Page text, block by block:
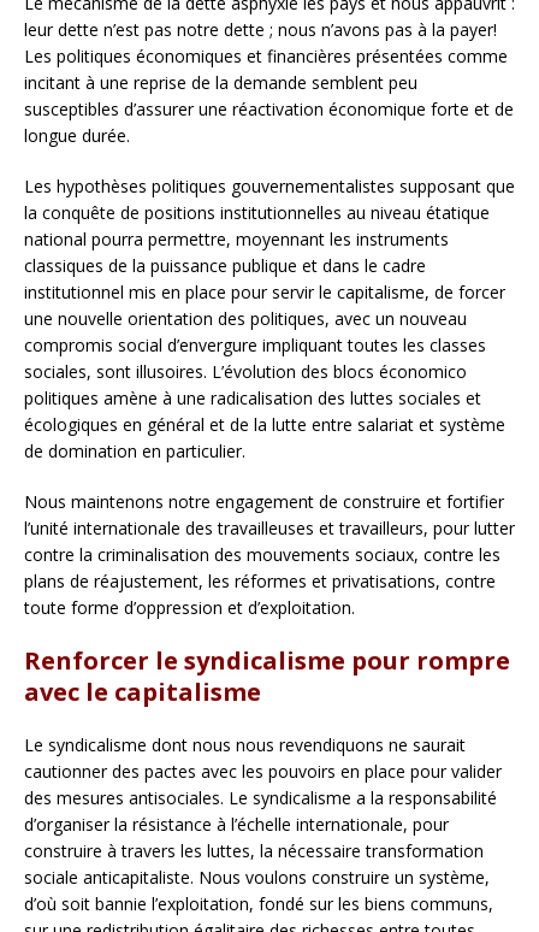
leur dette n’est pas notre dette ; nous n’avons pas à la payer!
Les politiques économiques et financières présentées comme
incitant à une reprise de la demande semblent peu
susceptibles d’assurer une réactivation économique forte et de
longue durée.
Les hypothèses politiques gouvernementalistes supposant que
la conquête de positions institutionnelles au niveau étatique
national pourra permettre, moyennant les instruments
classiques de la puissance publique et dans le cadre
institutionnel mis en place pour servir le capitalisme, de forcer
une nouvelle orientation des politiques, avec un nouveau
compromis social d’envergure impliquant toutes les classes
sociales, sont illusoires. L’évolution des blocs économico
politiques amène à une radicalisation des luttes sociales et
écologiques en général et de la lutte entre salariat et système
de domination en particulier.
Nous maintenons notre engagement de construire et fortifier
l’unité internationale des travailleuses et travailleurs, pour lutter
contre la criminalisation des mouvements sociaux, contre les
plans de réajustement, les réformes et privatisations, contre
toute forme d’oppression et d’exploitation.
Renforcer le syndicalisme pour rompre
avec le capitalisme
Le syndicalisme dont nous nous revendiquons ne saurait
cautionner des pactes avec les pouvoirs en place pour valider
des mesures antisociales. Le syndicalisme a la responsabilité
d’organiser la résistance à l’échelle internationale, pour
construire à travers les luttes, la nécessaire transformation
sociale anticapitaliste. Nous voulons construire un système,
d’où soit bannie l’exploitation, fondé sur les biens communs,